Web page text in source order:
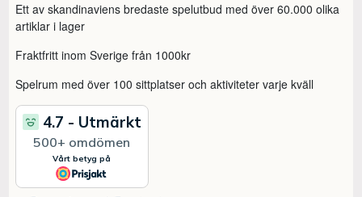
Ett av skandinaviens bredaste spelutbud med över 60.000 olika
artiklar i lager
Fraktfritt inom Sverige från 1000kr
Spelrum med över 100 sittplatser och aktiviteter varje kväll